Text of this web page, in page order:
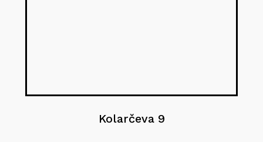
Kolarčeva 9